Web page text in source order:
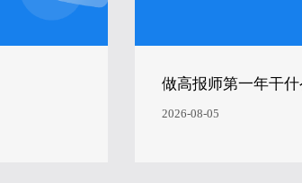
做高报师第一年干什
2026-08-05